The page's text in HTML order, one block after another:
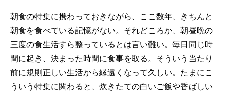
朝食の特集に携わっておきながら、ここ数年、きちんと
朝食を食べている記憶がない。それどころか、朝昼晩の
三度の食生活すら整っているとは言い難い。毎日同じ時
間に起き、決まった時間に食事を取る。そういう当たり
前に規則正しい生活から縁遠くなって久しい。たまにこ
ういう特集に関わると、炊きたての白いご飯や香ばしい